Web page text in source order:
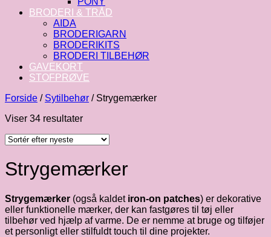
BRODERI & TRÅD
AIDA
BRODERIGARN
BRODERIKITS
BRODERI TILBEHØR
GAVEKORT
STOFPRØVE
Forside / Sytilbehør /Strygemærker
Viser 34 resultaterSorteret
seneste
Strygemærker
Strygemærker (også kaldet iron-on patches) er dekorative
eller funktionelle mærker, der kan fastgøres til tøj eller
tilbehør ved hjælp af varme. De er nemme at bruge og tilføjer
et personligt eller stilfuldt touch til dine projekter.